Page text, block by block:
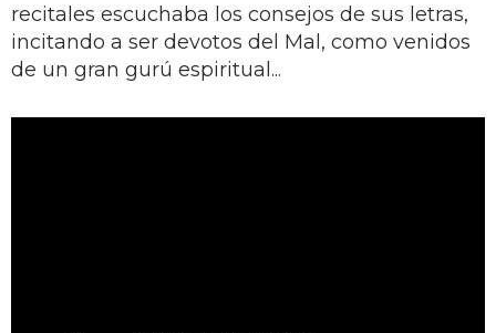
recitales escuchaba los consejos de sus letras,
incitando a ser devotos del Mal, como venidos
de un gran gurú espiritual...